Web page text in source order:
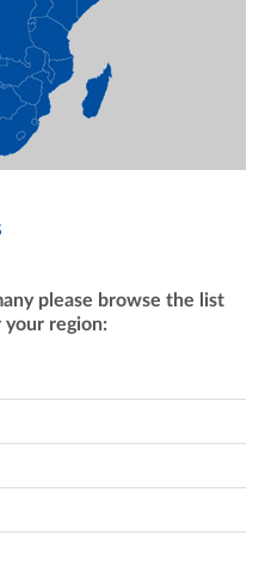
please browse the list
region: